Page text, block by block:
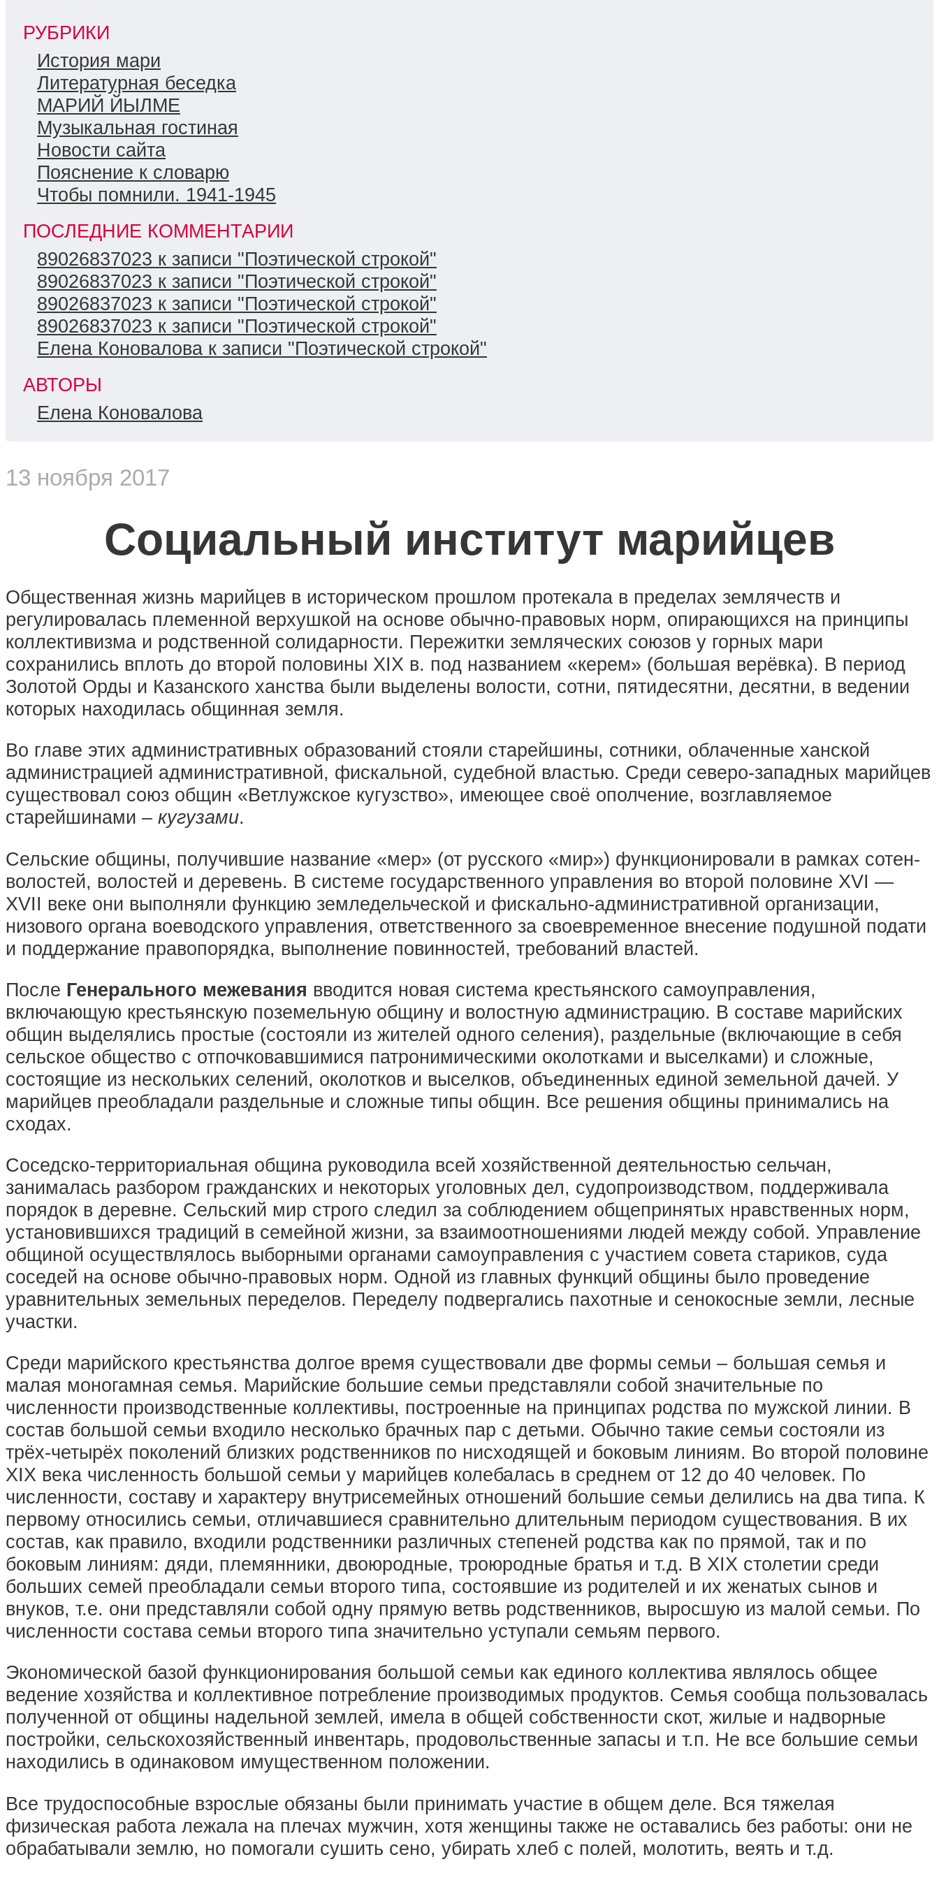
РУБРИКИ
История мари
Литературная беседка
МАРИЙ ЙЫЛМЕ
Музыкальная гостиная
Новости сайта
Пояснение к словарю
Чтобы помнили. 1941-1945
ПОСЛЕДНИЕ КОММЕНТАРИИ
89026837023 к записи "Поэтической строкой"
89026837023 к записи "Поэтической строкой"
89026837023 к записи "Поэтической строкой"
89026837023 к записи "Поэтической строкой"
Елена Коновалова к записи "Поэтической строкой"
АВТОРЫ
Елена Коновалова
13 ноября 2017
Социальный институт марийцев
Общественная жизнь марийцев в историческом прошлом протекала в пределах землячеств и
регулировалась племенной верхушкой на основе обычно-правовых норм, опирающихся на принципы
коллективизма и родственной солидарности. Пережитки земляческих союзов у горных мари
сохранились вплоть до второй половины XIX в. под названием «керем» (большая верёвка). В период
Золотой Орды и Казанского ханства были выделены волости, сотни, пятидесятни, десятни, в ведении
которых находилась общинная земля.
Во главе этих административных образований стояли старейшины, сотники, облаченные ханской
администрацией административной, фискальной, судебной властью. Среди северо-западных марийцев
существовал союз общин «Ветлужское кугузство», имеющее своё ополчение, возглавляемое
старейшинами – кугузами.
Сельские общины, получившие название «мер» (от русского «мир») функционировали в рамках сотен-
волостей, волостей и деревень. В системе государственного управления во второй половине XVI —
XVII веке они выполняли функцию земледельческой и фискально-административной организации,
низового органа воеводского управления, ответственного за своевременное внесение подушной подати
и поддержание правопорядка, выполнение повинностей, требований властей.
После Генерального межевания вводится новая система крестьянского самоуправления,
включающую крестьянскую поземельную общину и волостную администрацию. В составе марийских
общин выделялись простые (состояли из жителей одного селения), раздельные (включающие в себя
сельское общество с отпочковавшимися патронимическими околотками и выселками) и сложные,
состоящие из нескольких селений, околотков и выселков, объединенных единой земельной дачей. У
марийцев преобладали раздельные и сложные типы общин. Все решения общины принимались на
сходах.
Соседско-территориальная община руководила всей хозяйственной деятельностью сельчан,
занималась разбором гражданских и некоторых уголовных дел, судопроизводством, поддерживала
порядок в деревне. Сельский мир строго следил за соблюдением общепринятых нравственных норм,
установившихся традиций в семейной жизни, за взаимоотношениями людей между собой. Управление
общиной осуществлялось выборными органами самоуправления с участием совета стариков, суда
соседей на основе обычно-правовых норм. Одной из главных функций общины было проведение
уравнительных земельных переделов. Переделу подвергались пахотные и сенокосные земли, лесные
участки.
Среди марийского крестьянства долгое время существовали две формы семьи – большая семья и
малая моногамная семья. Марийские большие семьи представляли собой значительные по
численности производственные коллективы, построенные на принципах родства по мужской линии. В
состав большой семьи входило несколько брачных пар с детьми. Обычно такие семьи состояли из
трёх-четырёх поколений близких родственников по нисходящей и боковым линиям. Во второй половине
XIX века численность большой семьи у марийцев колебалась в среднем от 12 до 40 человек. По
численности, составу и характеру внутрисемейных отношений большие семьи делились на два типа. К
первому относились семьи, отличавшиеся сравнительно длительным периодом существования. В их
состав, как правило, входили родственники различных степеней родства как по прямой, так и по
боковым линиям: дяди, племянники, двоюродные, троюродные братья и т.д. В XIX столетии среди
больших семей преобладали семьи второго типа, состоявшие из родителей и их женатых сынов и
внуков, т.е. они представляли собой одну прямую ветвь родственников, выросшую из малой семьи. По
численности состава семьи второго типа значительно уступали семьям первого.
Экономической базой функционирования большой семьи как единого коллектива являлось общее
ведение хозяйства и коллективное потребление производимых продуктов. Семья сообща пользовалась
полученной от общины надельной землей, имела в общей собственности скот, жилые и надворные
постройки, сельскохозяйственный инвентарь, продовольственные запасы и т.п. Не все большие семьи
находились в одинаковом имущественном положении.
Все трудоспособные взрослые обязаны были принимать участие в общем деле. Вся тяжелая
физическая работа лежала на плечах мужчин, хотя женщины также не оставались без работы: они не
обрабатывали землю, но помогали сушить сено, убирать хлеб с полей, молотить, веять и т.д.